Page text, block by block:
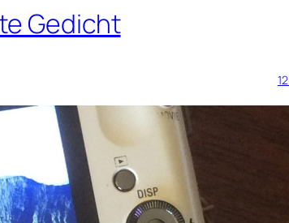
Gedicht